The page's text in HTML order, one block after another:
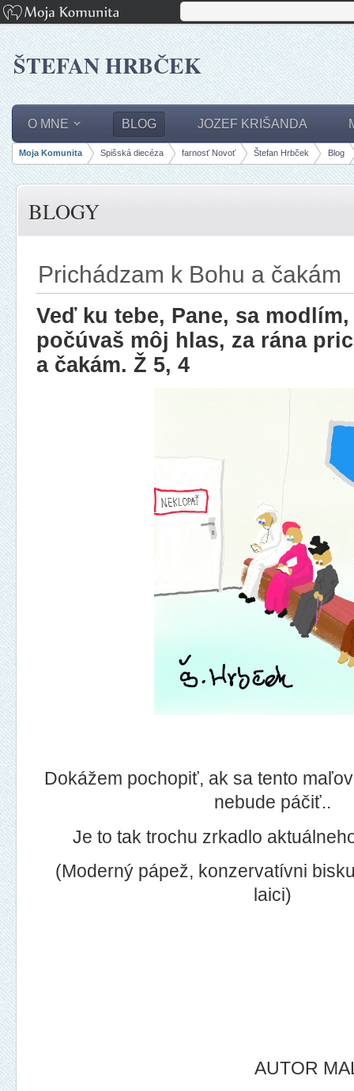
ŠTEFAN HRBČEK
O MNE BLOG JOZEF KRIŠANDA
panely, lišty
Moja Komunita Spišská diecéza farnosť Novoť Štefan Hrbček Blog
BLOGY
Prichádzam k Bohu a čakám
Veď ku tebe, Pane, sa modlím,
počúvaš môj hlas, za rána
a čakám. Ž 5, 4
Dokážem pochopiť, ak sa tento
nebude páčiť..
Je to tak trochu zrkadlo
(Moderný pápež, konzervatívni
laici)
AUTOR